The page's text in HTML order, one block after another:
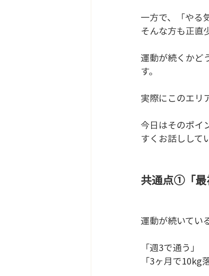
一方で、「やる
そんな方も正直
運動が続くかど
す。
実際にこのエリ
今日はそのポイ
すくお話しして
共通点①「最
運動が続いてい
「週3で通う」
「3ヶ月で10kg